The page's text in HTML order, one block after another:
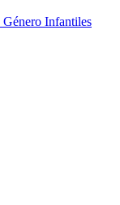
Género Infantiles